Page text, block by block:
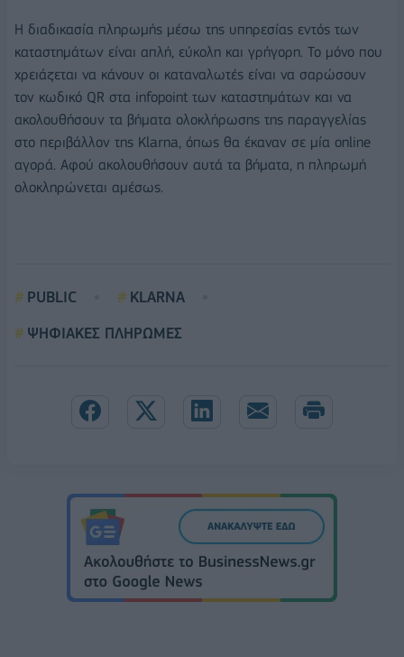
Η διαδικασία πληρωμής μέσω της υπηρεσίας εντός των
καταστημάτων είναι απλή, εύκολη και γρήγορη. Το μόνο που
χρειάζεται να κάνουν οι καταναλωτές είναι να σαρώσουν
τον κωδικό QR στα infopoint των καταστημάτων και να
ακολουθήσουν τα βήματα ολοκλήρωσης της παραγγελίας
στο περιβάλλον της Klarna, όπως θα έκαναν σε μία online
αγορά. Αφού ακολουθήσουν αυτά τα βήματα, η πληρωμή
ολοκληρώνεται αμέσως.
PUBLIC
KLARNA
ΨΗΦΙΑΚΕΣ ΠΛΗΡΩΜΕΣ